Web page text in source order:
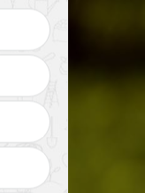
Dessouchage arbre et
haie 45